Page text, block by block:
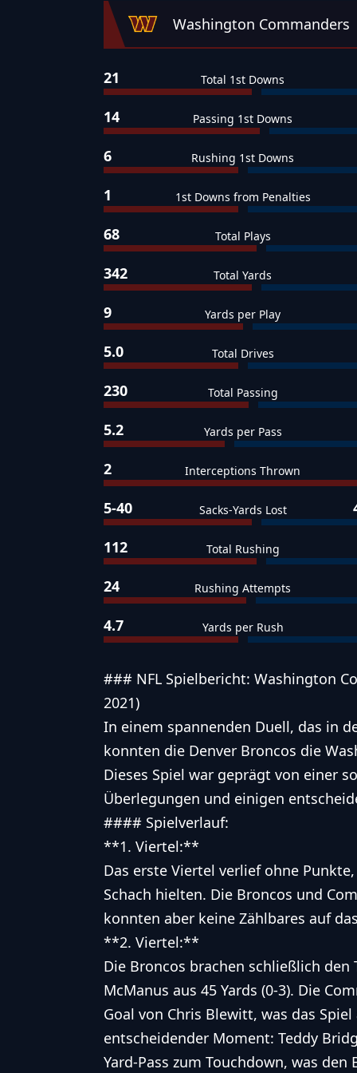
Washington Commanders
21 Total 1st Downs
14 Passing 1st Downs
6 Rushing 1st Downs
1 1st Downs from Penalties
68 Total Plays
342 Total Yards
9 Yards per Play
5.0 Total Drives
230 Total Passing
5.2 Yards per Pass
2 Interceptions Thrown
5-40 Sacks-Yards Lost
112 Total Rushing
24 Rushing Attempts
4.7 Yards per Rush
### NFL Spielbericht: Washington
2021)
In einem spannenden Duell, das in
konnten die Denver Broncos die
Dieses Spiel war geprägt von einer
Überlegungen und einigen
#### Spielverlauf:
**1. Viertel:**
Das erste Viertel verlief ohne
Schach hielten. Die Broncos und
konnten aber keine Zählbares auf
**2. Viertel:**
Die Broncos brachen schließlich
McManus aus 45 Yards (0-3). Die
Goal von Chris Blewitt, was das
entscheidender Moment: Teddy
Yard-Pass zum Touchdown, was